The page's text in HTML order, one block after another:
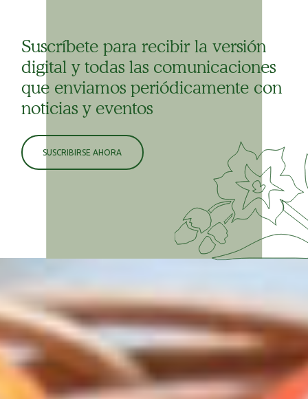
Suscríbete para recibir la versión
digital y todas las comunicaciones
que enviamos periódicamente con
noticias y eventos
SUSCRIBIRSE AHORA